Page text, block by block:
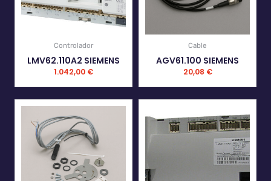
Controlador
LMV62.110A2 SIEMENS
1.042,00 €
Cable
AGV61.100 SIEMENS
20,08 €